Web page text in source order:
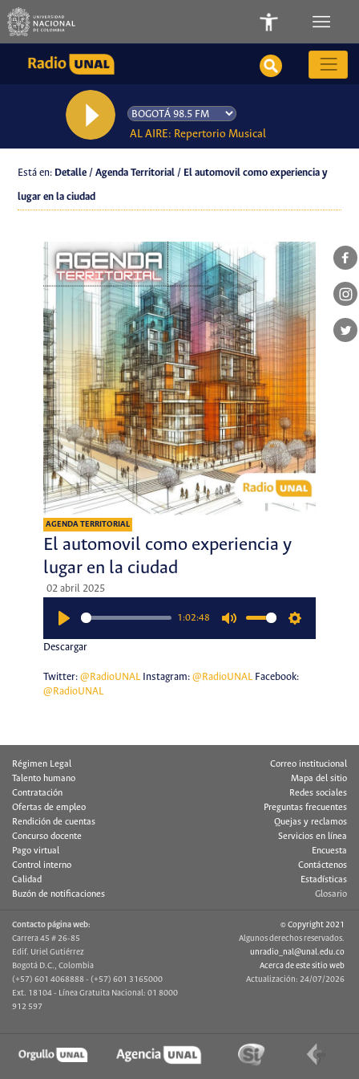
AL AIRE: Repertorio Musical
Está en: Detalle / Agenda Territorial / El automovil como experiencia y
lugar en la ciudad
AGENDA TERRITORIAL
El automovil como experiencia y
lugar en la ciudad
02 abril 2025
1:02:48
Descargar
Twitter: @RadioUNALInstagram: @RadioUNALFacebook:
@RadioUNAL
Régimen Legal
Talento humano
Contratación
Ofertas de empleo
Rendición de cuentas
Concurso docente
Pago virtual
Control interno
Calidad
Buzón de notificaciones
Correo institucional
Mapa del sitio
Redes sociales
Preguntas frecuentes
Quejas y reclamos
Servicios en línea
Encuesta
Contáctenos
Estadísticas
Glosario
Contacto página web:
Carrera 45 # 26-85
Edif. Uriel Gutiérrez
Bogotá D.C., Colombia
(+57) 601 4068888 - (+57) 601 3165000
Ext. 18104 - Línea Gratuita Nacional: 01 8000
912 597
© Copyright 2021
Algunos derechos reservados.
unradio_nal@unal.edu.co
Acerca de este sitio web
Actualización: 24/07/2026